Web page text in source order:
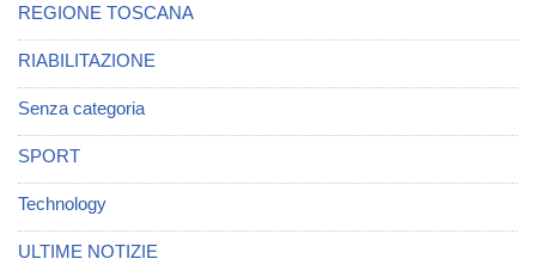
REGIONE TOSCANA
RIABILITAZIONE
Senza categoria
SPORT
Technology
ULTIME NOTIZIE